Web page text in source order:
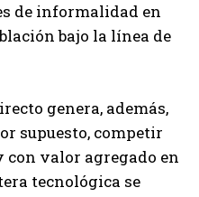
de informalidad en
bajo la línea de
genera, además,
supuesto, competir
valor agregado en
tecnológica se